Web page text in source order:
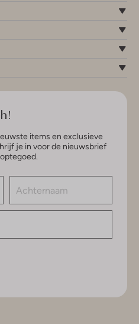
items en exclusieve
je in voor de nieuwsbrief